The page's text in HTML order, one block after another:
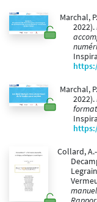
Marchal,
2022).
Marchal,
2022).
Collard,